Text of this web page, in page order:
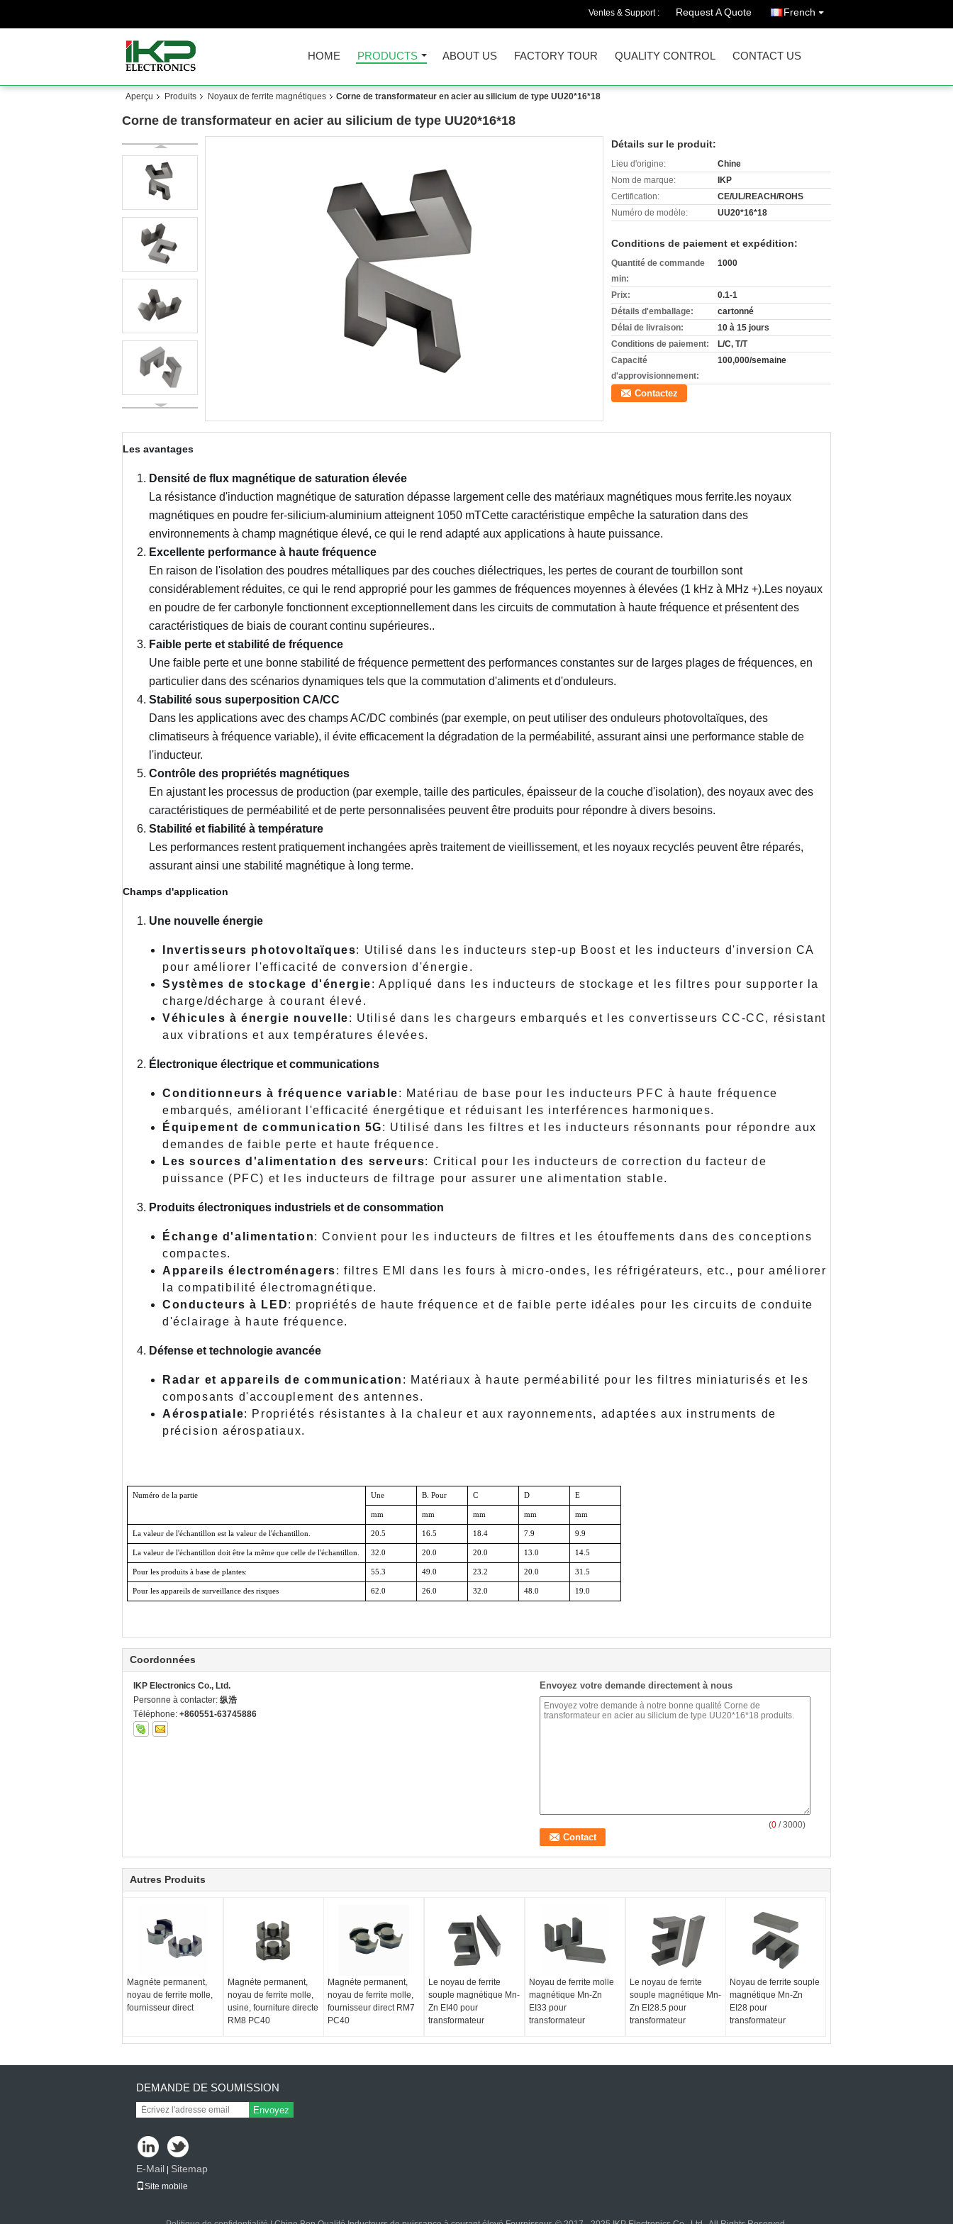
Ventes & Support : Request A Quote French
HOME PRODUCTS ABOUT US FACTORY TOUR QUALITY CONTROL CONTACT US
Aperçu Produits Noyaux de ferrite magnétiques Corne de transformateur en acier au silicium de type UU20*16*18
Corne de transformateur en acier au silicium de type UU20*16*18
Détails sur le produit:
Lieu d'origine:
Chine
Nom de marque:
IKP
Certification:
CE/UL/REACH/ROHS
Numéro de modèle:
UU20*16*18
Conditions de paiement et expédition:
Quantité de commande
min:
1000
Prix:
0.1-1
Détails d'emballage:
cartonné
Délai de livraison:
10 à 15 jours
Conditions de paiement:
L/C, T/T
Capacité
d'approvisionnement:
100,000/semaine
Contactez
Les avantages
Densité de flux magnétique de saturation élevée
La résistance d'induction magnétique de saturation dépasse largement celle des matériaux magnétiques mous ferrite.les noyaux
magnétiques en poudre fer-silicium-aluminium atteignent 1050 mTCette caractéristique empêche la saturation dans des
environnements à champ magnétique élevé, ce qui le rend adapté aux applications à haute puissance.
Excellente performance à haute fréquence
En raison de l'isolation des poudres métalliques par des couches diélectriques, les pertes de courant de tourbillon sont
considérablement réduites, ce qui le rend approprié pour les gammes de fréquences moyennes à élevées (1 kHz à MHz +).Les noyaux
en poudre de fer carbonyle fonctionnent exceptionnellement dans les circuits de commutation à haute fréquence et présentent des
caractéristiques de biais de courant continu supérieures..
Faible perte et stabilité de fréquence
Une faible perte et une bonne stabilité de fréquence permettent des performances constantes sur de larges plages de fréquences, en
particulier dans des scénarios dynamiques tels que la commutation d'aliments et d'onduleurs.
Stabilité sous superposition CA/CC
Dans les applications avec des champs AC/DC combinés (par exemple, on peut utiliser des onduleurs photovoltaïques, des
climatiseurs à fréquence variable), il évite efficacement la dégradation de la perméabilité, assurant ainsi une performance stable de
l'inducteur.
Contrôle des propriétés magnétiques
En ajustant les processus de production (par exemple, taille des particules, épaisseur de la couche d'isolation), des noyaux avec des
caractéristiques de perméabilité et de perte personnalisées peuvent être produits pour répondre à divers besoins.
Stabilité et fiabilité à température
Les performances restent pratiquement inchangées après traitement de vieillissement, et les noyaux recyclés peuvent être réparés,
assurant ainsi une stabilité magnétique à long terme.
Champs d'application
Une nouvelle énergie
Invertisseurs photovoltaïques: Utilisé dans les inducteurs step-up Boost et les inducteurs d'inversion CA
pour améliorer l'efficacité de conversion d'énergie.
Systèmes de stockage d'énergie: Appliqué dans les inducteurs de stockage et les filtres pour supporter la
charge/décharge à courant élevé.
Véhicules à énergie nouvelle: Utilisé dans les chargeurs embarqués et les convertisseurs CC-CC, résistant
aux vibrations et aux températures élevées.
Électronique électrique et communications
Conditionneurs à fréquence variable: Matériau de base pour les inducteurs PFC à haute fréquence
embarqués, améliorant l'efficacité énergétique et réduisant les interférences harmoniques.
Équipement de communication 5G: Utilisé dans les filtres et les inducteurs résonnants pour répondre aux
demandes de faible perte et haute fréquence.
Les sources d'alimentation des serveurs: Critical pour les inducteurs de correction du facteur de
puissance (PFC) et les inducteurs de filtrage pour assurer une alimentation stable.
Produits électroniques industriels et de consommation
Échange d'alimentation: Convient pour les inducteurs de filtres et les étouffements dans des conceptions
compactes.
Appareils électroménagers: filtres EMI dans les fours à micro-ondes, les réfrigérateurs, etc., pour améliorer
la compatibilité électromagnétique.
Conducteurs à LED: propriétés de haute fréquence et de faible perte idéales pour les circuits de conduite
d'éclairage à haute fréquence.
Défense et technologie avancée
Radar et appareils de communication : Matériaux à haute perméabilité pour les filtres miniaturisés et les
composants d'accouplement des antennes.
Aérospatiale: Propriétés résistantes à la chaleur et aux rayonnements, adaptées aux instruments de
précision aérospatiaux.
Numéro de la partie Une B. Pour C D E
mm mm mm mm mm
La valeur de l'échantillon est la valeur de l'échantillon. 20.5 16.5 18.4 7.9 9.9
La valeur de l'échantillon doit être la même que celle de l'échantillon. 32.0 20.0 20.0 13.0 14.5
Pour les produits à base de plantes: 55.3 49.0 23.2 20.0 31.5
Pour les appareils de surveillance des risques 62.0 26.0 32.0 48.0 19.0
Coordonnées
IKP Electronics Co., Ltd.
Personne à contacter: 纵浩
Téléphone: +860551-63745886
Envoyez votre demande directement à nous
(0 / 3000)
Autres Produits
Magnéte permanent,
noyau de ferrite molle,
fournisseur direct
Magnéte permanent,
noyau de ferrite molle,
usine, fourniture directe
RM8 PC40
Magnéte permanent,
noyau de ferrite molle,
fournisseur direct RM7
PC40
Le noyau de ferrite
souple magnétique Mn-
Zn EI40 pour
transformateur
Noyau de ferrite molle
magnétique Mn-Zn
EI33 pour
transformateur
Le noyau de ferrite
souple magnétique Mn-
Zn EI28.5 pour
transformateur
Noyau de ferrite souple
magnétique Mn-Zn
EI28 pour
transformateur
DEMANDE DE SOUMISSION
Envoyez
E-Mail Sitemap
Site mobile